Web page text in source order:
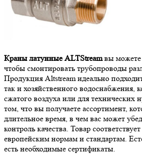
Краны латунные ALTStreamвы можете
чтобы смонтировать трубопроводы
Продукция Altstream идеально
так и хозяйственного водоснабжения,
сжатого воздуха или для технических
том, что вы получаете ассортимент,
длительное время, в чем вас может
контроль качества. Товар
европейским нормам и стандартам.
есть необходимые сертификаты.